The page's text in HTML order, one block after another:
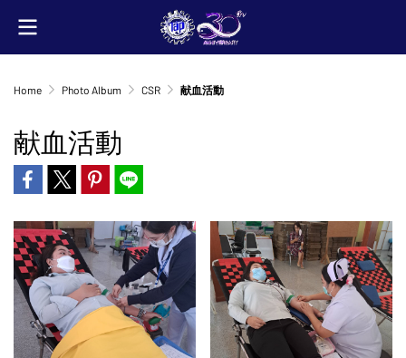
Home Photo Album CSR 献血活動
献血活動